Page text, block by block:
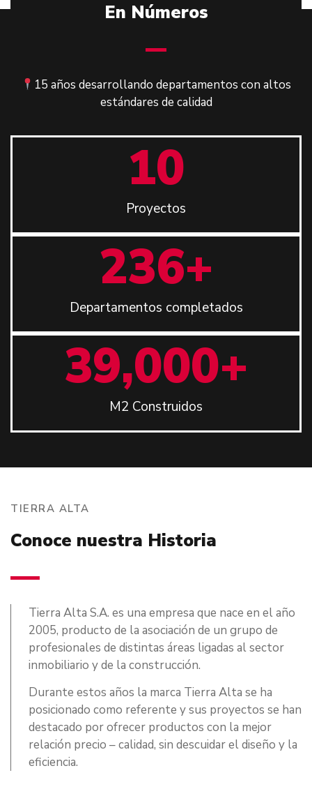
En Números
15 años desarrollando departamentos con altos
estándares de calidad
Proyectos
10
Departamentos completados
236+
M2 Construidos
39,000+
TIERRA ALTA
Conoce nuestra Historia
Tierra Alta S.A. es una empresa que nace en el año
2005, producto de la asociación de un grupo de
profesionales de distintas áreas ligadas al sector
inmobiliario y de la construcción.
Durante estos años la marca Tierra Alta se ha
posicionado como referente y sus proyectos se han
destacado por ofrecer productos con la mejor
relación precio – calidad, sin descuidar el diseño y la
eficiencia.